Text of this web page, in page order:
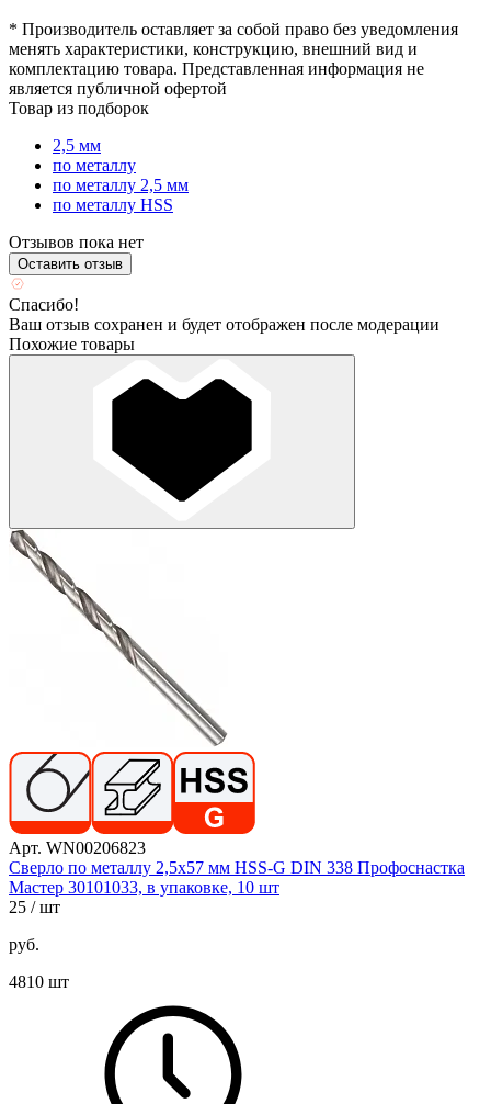
* Производитель оставляет за собой право без уведомления
менять характеристики, конструкцию, внешний вид и
комплектацию товара. Представленная информация не
является публичной офертой
Товар из подборок
2,5 мм
по металлу
по металлу 2,5 мм
по металлу HSS
Отзывов пока нет
Оставить отзыв
Спасибо!
Ваш отзыв сохранен и будет отображен после модерации
Похожие товары
Арт. WN00206823
Сверло по металлу 2,5х57 мм HSS-G DIN 338 Профоснастка
Мастер 30101033, в упаковке, 10 шт
25 / шт
руб.
4810 шт